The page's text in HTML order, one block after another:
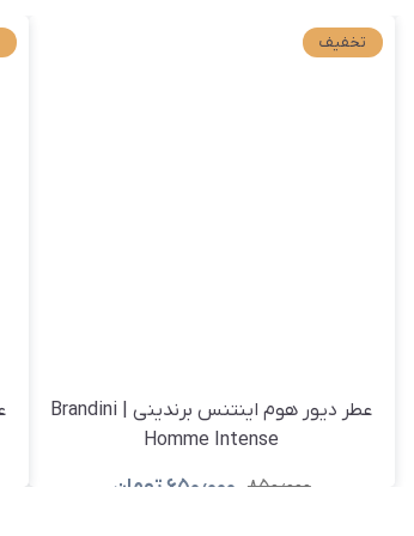
تخفیف
عطر دیور هوم اینتنس برندینی | Brandini
Homme Intense
۸۵۰٫۰۰۰ ۶۵۰٫۰۰۰ تومان